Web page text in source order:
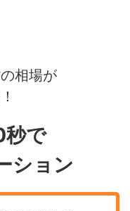
相場が
で
ション